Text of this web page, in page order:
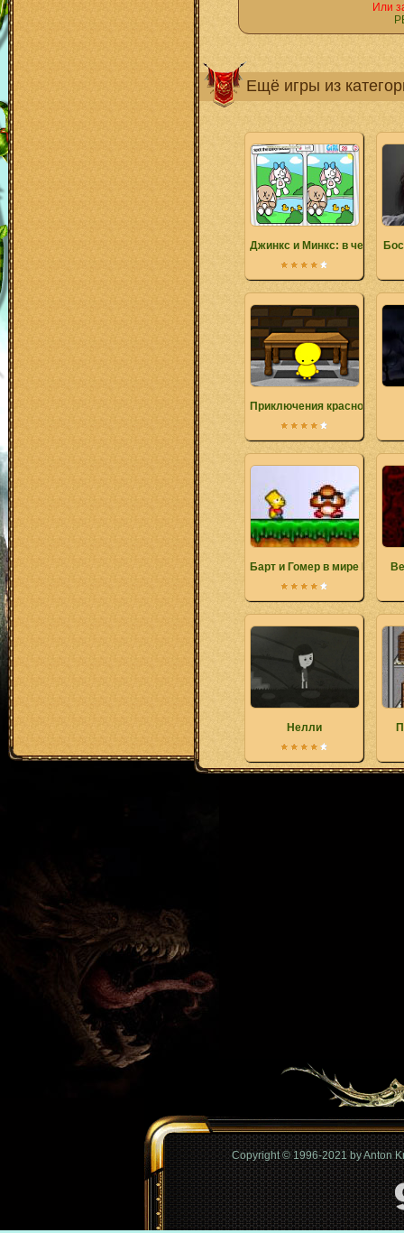
Или
Ещё игры из
Джинкс и Минкс: в чем
Приключения красного
Барт и Гомер в мире Марио
Нелли
Copyright © 1996-2021 by Anton